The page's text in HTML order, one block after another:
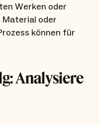
Werken oder
Material oder
können für
Analysiere